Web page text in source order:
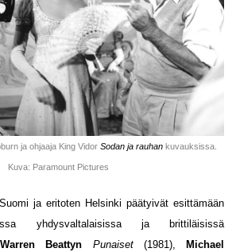
ja ohjaaja King Vidor Sodan ja rauhankuvauksissa.
Kuva: Paramount Pictures
ja eritoten Helsinki päätyivät esittämään
yhdysvaltalaisissa ja brittiläisissä
Warren Beattyn Punaiset(1981),Michael